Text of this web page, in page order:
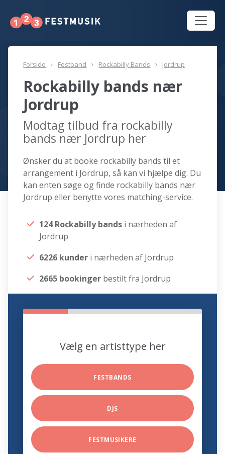
Forside Festband Rockabilly Bands Jordrup
Rockabilly bands nær
Jordrup
Modtag tilbud fra rockabilly
bands nær Jordrup her
Ønsker du at booke rockabilly bands til et
arrangement i Jordrup, så kan vi hjælpe dig. Du
kan enten søge og finde rockabilly bands nær
Jordrup eller benytte vores matching-service.
124 Rockabilly bands i nærheden af
Jordrup
6226 kunder i nærheden af Jordrup
2665 bookinger bestilt fra Jordrup
Vælg en artisttype her
FESTBANDS
DJS
FESTMUSIKERE